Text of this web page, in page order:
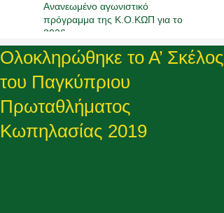
Ανανεωμένο αγωνιστικό
πρόγραμμα της Κ.Ο.ΚΩΠ για το
2026
Ολοκληρώθηκε το Α’ Σκέλος
του Παγκύπριου
Πρωταθλήματος
Κωπηλασίας 2019